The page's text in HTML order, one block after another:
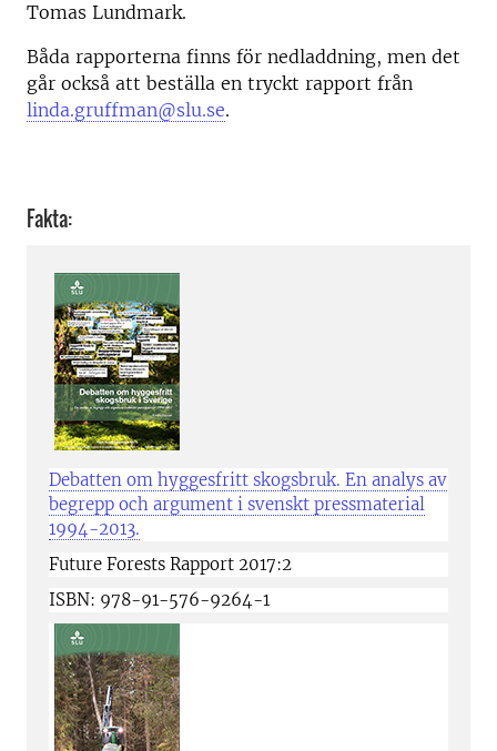
Tomas Lundmark.
Båda rapporterna finns för nedladdning, men det
går också att beställa en tryckt rapport från
linda.gruffman@slu.se.
Fakta:
Debatten om hyggesfritt skogsbruk. En analys av
begrepp och argument i svenskt pressmaterial
1994-2013.
Future Forests Rapport 2017:2
ISBN: 978-91-576-9264-1